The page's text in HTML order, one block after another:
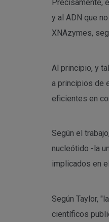
Precisamente,
y al ADN que
XNAzymes,
Al principio, y
a principios de
eficientes en
Según el
nucleótido -la
implicados en
Según Taylor,
científicos